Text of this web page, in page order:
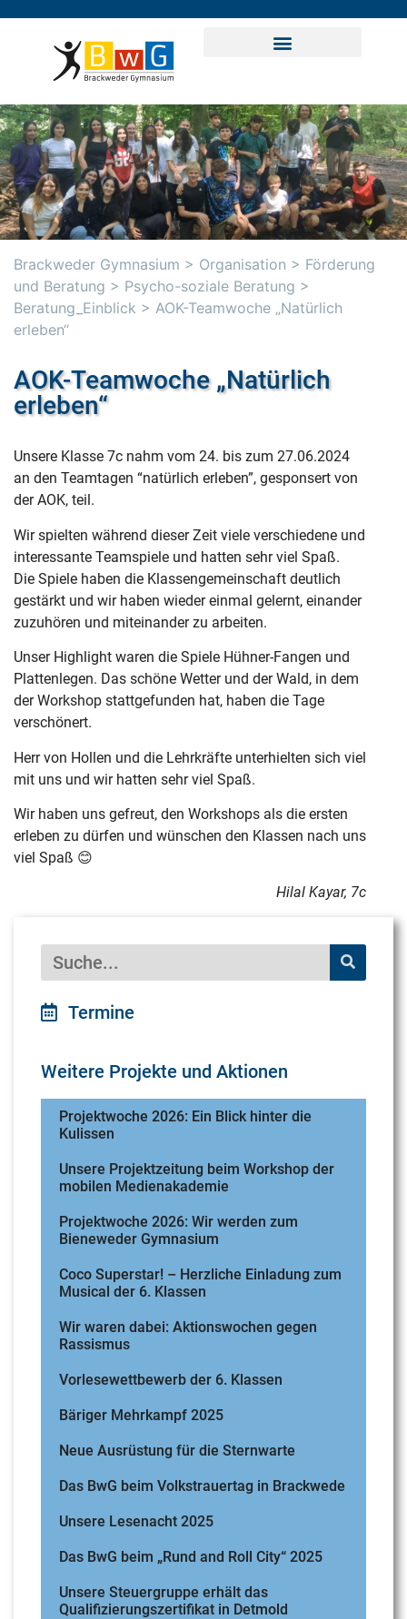
Brackweder Gymnasium > Organisation > Förderung
und Beratung > Psycho-soziale Beratung >
Beratung_Einblick > AOK-Teamwoche „Natürlich
erleben“
AOK-Teamwoche „Natürlich
erleben“
Unsere Klasse 7c nahm vom 24. bis zum 27.06.2024
an den Teamtagen “natürlich erleben”, gesponsert von
der AOK, teil.
Wir spielten während dieser Zeit viele verschiedene und
interessante Teamspiele und hatten sehr viel Spaß.
Die Spiele haben die Klassengemeinschaft deutlich
gestärkt und wir haben wieder einmal gelernt, einander
zuzuhören und miteinander zu arbeiten.
Unser Highlight waren die Spiele Hühner-Fangen und
Plattenlegen. Das schöne Wetter und der Wald, in dem
der Workshop stattgefunden hat, haben die Tage
verschönert.
Herr von Hollen und die Lehrkräfte unterhielten sich viel
mit uns und wir hatten sehr viel Spaß.
Wir haben uns gefreut, den Workshops als die ersten
erleben zu dürfen und wünschen den Klassen nach uns
viel Spaß 😊
Hilal Kayar, 7c
Termine
Weitere Projekte und Aktionen
Projektwoche 2026: Ein Blick hinter die
Kulissen
Unsere Projektzeitung beim Workshop der
mobilen Medienakademie
Projektwoche 2026: Wir werden zum
Bieneweder Gymnasium
Coco Superstar! – Herzliche Einladung zum
Musical der 6. Klassen
Wir waren dabei: Aktionswochen gegen
Rassismus
Vorlesewettbewerb der 6. Klassen
Bäriger Mehrkampf 2025
Neue Ausrüstung für die Sternwarte
Das BwG beim Volkstrauertag in Brackwede
Unsere Lesenacht 2025
Das BwG beim „Rund and Roll City“ 2025
Unsere Steuergruppe erhält das
Qualifizierungszertifikat in Detmold